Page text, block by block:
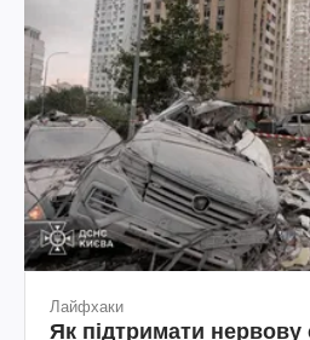
Лайфхаки
Як підтримати нервову